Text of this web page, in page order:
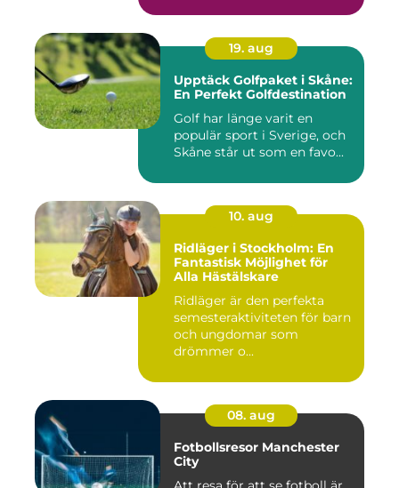
19. aug
Upptäck Golfpaket i Skåne:
En Perfekt Golfdestination
Golf har länge varit en
populär sport i Sverige, och
Skåne står ut som en favo...
10. aug
Ridläger i Stockholm: En
Fantastisk Möjlighet för
Alla Hästälskare
Ridläger är den perfekta
semesteraktiviteten för barn
och ungdomar som
drömmer o...
08. aug
Fotbollsresor Manchester
City